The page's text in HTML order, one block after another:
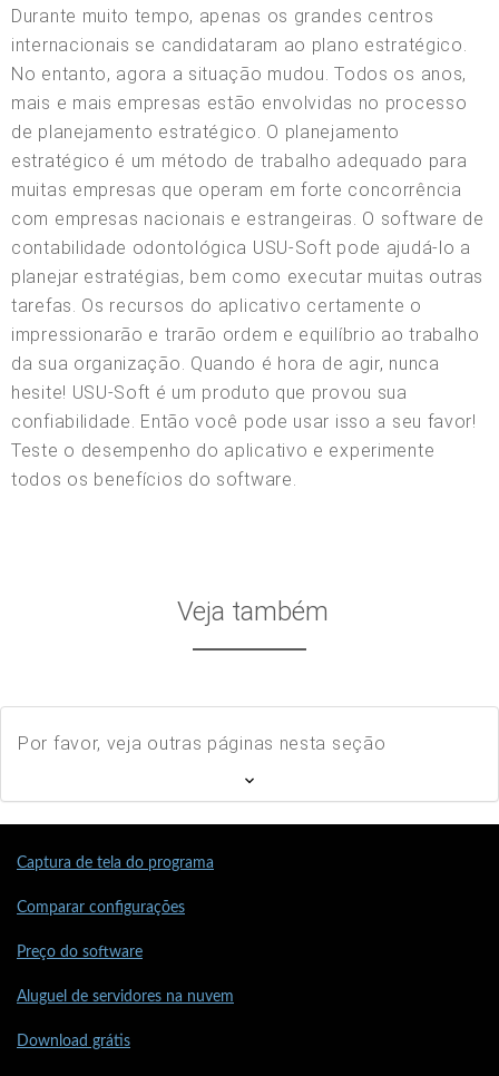
Durante muito tempo, apenas os grandes centros
internacionais se candidataram ao plano estratégico.
No entanto, agora a situação mudou. Todos os anos,
mais e mais empresas estão envolvidas no processo
de planejamento estratégico. O planejamento
estratégico é um método de trabalho adequado para
muitas empresas que operam em forte concorrência
com empresas nacionais e estrangeiras. O software de
contabilidade odontológica USU-Soft pode ajudá-lo a
planejar estratégias, bem como executar muitas outras
tarefas. Os recursos do aplicativo certamente o
impressionarão e trarão ordem e equilíbrio ao trabalho
da sua organização. Quando é hora de agir, nunca
hesite! USU-Soft é um produto que provou sua
confiabilidade. Então você pode usar isso a seu favor!
Teste o desempenho do aplicativo e experimente
todos os benefícios do software.
Veja também
Por favor, veja outras páginas nesta seção
Captura de tela do programa
Comparar configurações
Preço do software
Aluguel de servidores na nuvem
Download grátis